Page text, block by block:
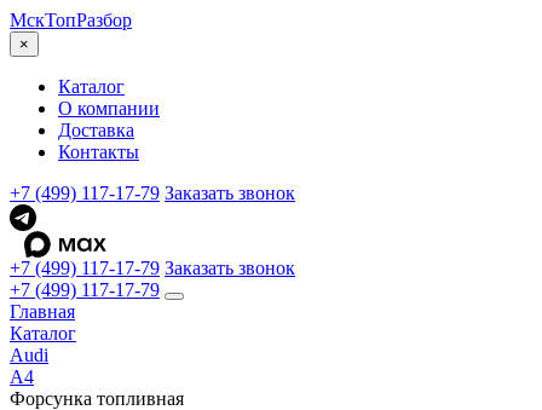
МскТопРазбор
×
Каталог
О компании
Доставка
Контакты
+7 (499) 117-17-79 Заказать звонок
+7 (499) 117-17-79 Заказать звонок
+7 (499) 117-17-79
Главная
Каталог
Audi
A4
Форсунка топливная